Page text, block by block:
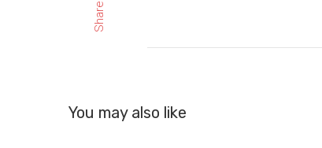
Share
You may also like